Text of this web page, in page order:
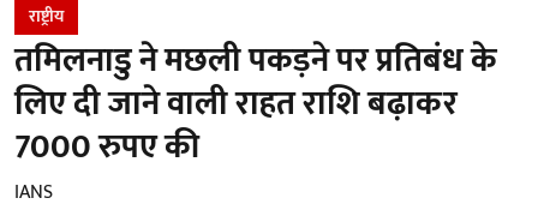
राष्ट्रीय
तमिलनाडु ने मछली पकड़ने पर प्रतिबंध के
लिए दी जाने वाली राहत राशि बढ़ाकर
7000 रुपए की
IANS